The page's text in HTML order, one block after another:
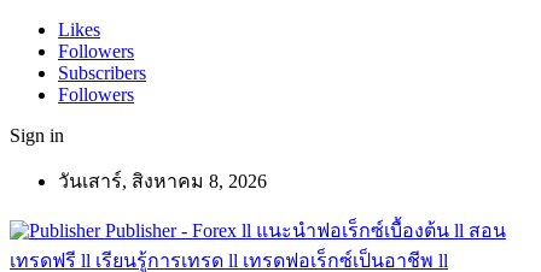
Likes
Followers
Subscribers
Followers
Sign in
วันเสาร์, สิงหาคม 8, 2026
Publisher - Forex ll แนะนำฟอเร็กซ์เบื้องต้น ll สอน
เทรดฟรี ll เรียนรู้การเทรด ll เทรดฟอเร็กซ์เป็นอาชีพ ll